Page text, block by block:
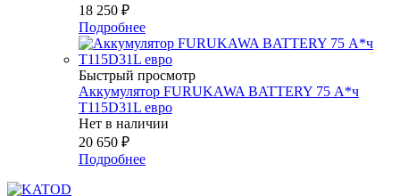
18 250 ₽
Подробнее
Быстрый просмотр
Аккумулятор FURUKAWA BATTERY 75 А*ч
T115D31L евро
Нет в наличии
20 650 ₽
Подробнее